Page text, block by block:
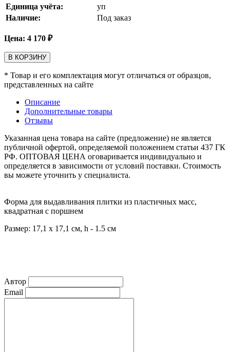
Единица учёта:
уп
Наличие:
Под заказ
Цена: 4 170 ₽
В КОРЗИНУ
* Товар и его комплектация могут отличаться от образцов,
представленных на сайте
Описание
Дополнительные товары
Отзывы
Указанная цена товара на сайте (предложение) не является
публичной офертой, определяемой положением статьи 437 ГК
РФ. ОПТОВАЯ ЦЕНА оговаривается индивидуально и
определяется в зависимости от условий поставки. Стоимость
вы можете уточнить у специалиста.
Форма для выдавливания плитки из пластичных масс,
квадратная с поршнем
Размер: 17,1 х 17,1 см, h - 1.5 см
Автор
Email